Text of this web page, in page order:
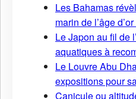
Les Bahamas
marin de l’âge
Le Japon au fil de
aquatiques à
Le Louvre Abu
expositions pour
Canicule ou